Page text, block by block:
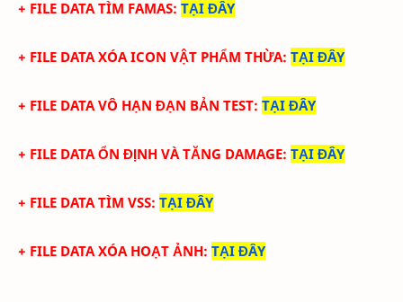
+ FILE DATA TÌM FAMAS: TẠI ĐÂY
+ FILE DATA XÓA ICON VẬT PHẨM THỪA: TẠI ĐÂY
+ FILE DATA VÔ HẠN ĐẠN BẢN TEST: TẠI ĐÂY
+ FILE DATA ỔN ĐỊNH VÀ TĂNG DAMAGE: TẠI ĐÂY
+ FILE DATA TÌM VSS: TẠI ĐÂY
+ FILE DATA XÓA HOẠT ẢNH: TẠI ĐÂY